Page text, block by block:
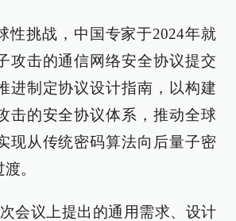
性挑战，中国专家于2024年就
攻击的通信网络安全协议提交
进制定协议设计指南，以构建
击的安全协议体系，推动全球
现从传统密码算法向后量子密
。
会议上提出的通用需求、设计